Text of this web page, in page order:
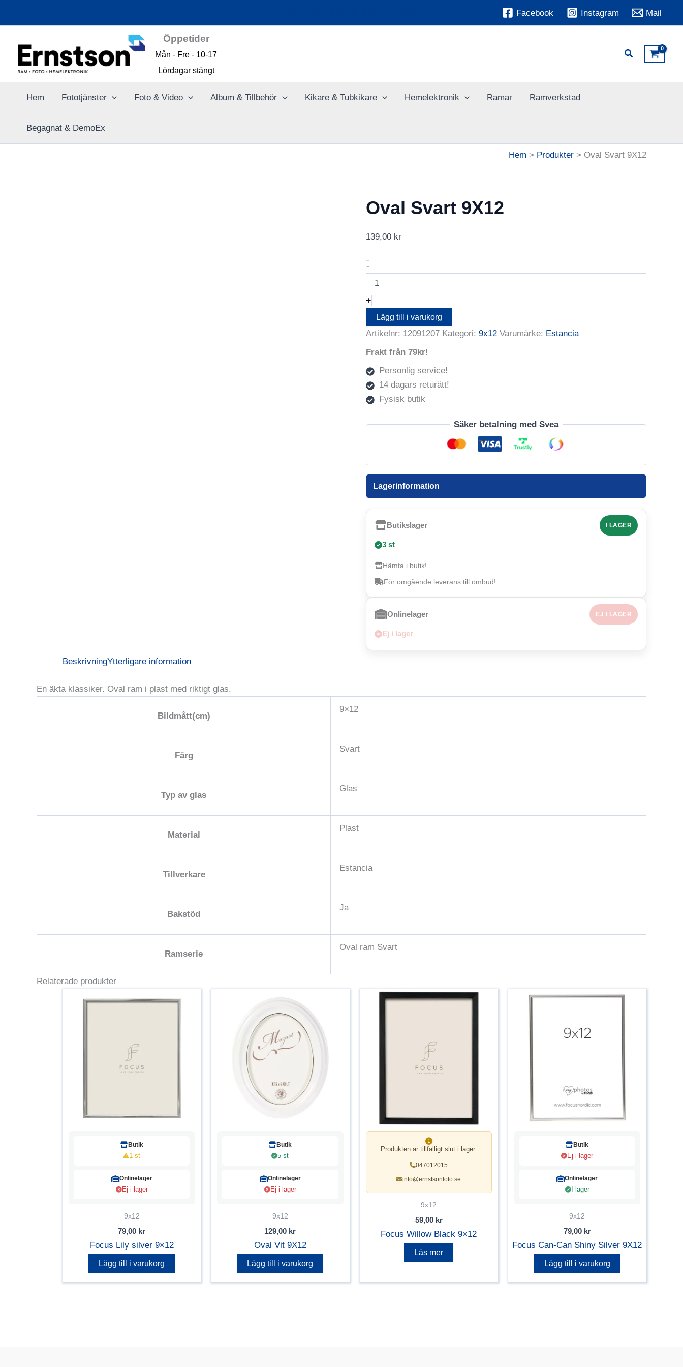
Facebook Instagram Mail
Öppetider
Mån - Fre - 10-17
Lördagar stängt
Hem Fototjänster Foto & Video Album & Tillbehör Kikare & Tubkikare Hemelektronik Ramar Ramverkstad
Begagnat & DemoEx
Hem Produkter Oval Svart 9X12
Oval Svart 9X12
139,00 kr
-Oval
Svart
9X12
mängd
+
Lägg till i varukorg
Artikelnr: 12091207 Kategori: 9x12 Varumärke: Estancia
Frakt från 79kr!
Personlig service!
14 dagars returätt!
Fysisk butik
Säker betalning med Svea
Lagerinformation
Butikslager I LAGER
3 st
Hämta i butik!
För omgående leverans till ombud!
Onlinelager EJ I LAGER
Ej i lager
BeskrivningYtterligare information
En äkta klassiker. Oval ram i plast med riktigt glas.
Bildmått(cm)
9×12
Färg
Svart
Typ av glas
Glas
Material
Plast
Tillverkare
Estancia
Bakstöd
Ja
Ramserie
Oval ram Svart
Relaterade produkter
Butik
1 st
Onlinelager
Ej i lager
9x12
79,00 kr
Focus Lily silver 9×12
Lägg till i varukorg
Butik
5 st
Onlinelager
Ej i lager
9x12
129,00 kr
Oval Vit 9X12
Lägg till i varukorg
Produkten är tillfälligt slut i lager.
047012015
info@ernstsonfoto.se
9x12
59,00 kr
Focus Willow Black 9×12
Läs mer
Butik
Ej i lager
Onlinelager
I lager
9x12
79,00 kr
Focus Can-Can Shiny Silver 9X12
Lägg till i varukorg